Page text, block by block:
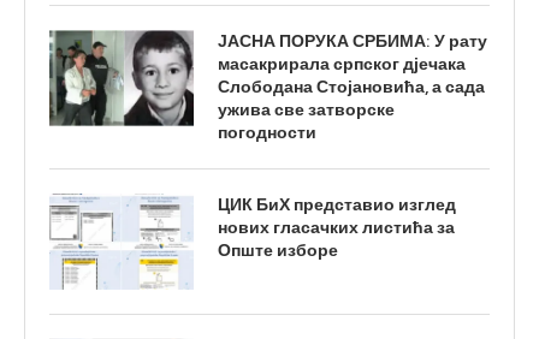
ЈАСНА ПОРУКА СРБИМА: У рату
масакрирала српског дјечака
Слободана Стојановића, а сада
ужива све затворске
погодности
ЦИК БиХ представио изглед
нових гласачких листића за
Опште изборе